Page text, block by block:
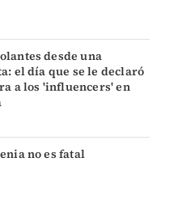
desde una
el día que se le declaró
a los 'influencers' en
no es fatal